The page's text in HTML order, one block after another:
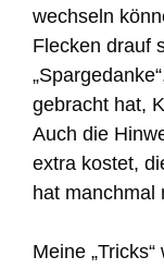
wechseln
Flecken drauf
gebracht hat,
Auch die
extra kostet,
hat manchmal
Meine